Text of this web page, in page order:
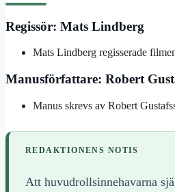
Regissör: Mats Lindberg
Mats Lindberg regisserade
Manusförfattare: Robert
Manus skrevs av Robert
REDAKTIONENS NOTIS
Att huvudrollsinnehavarna